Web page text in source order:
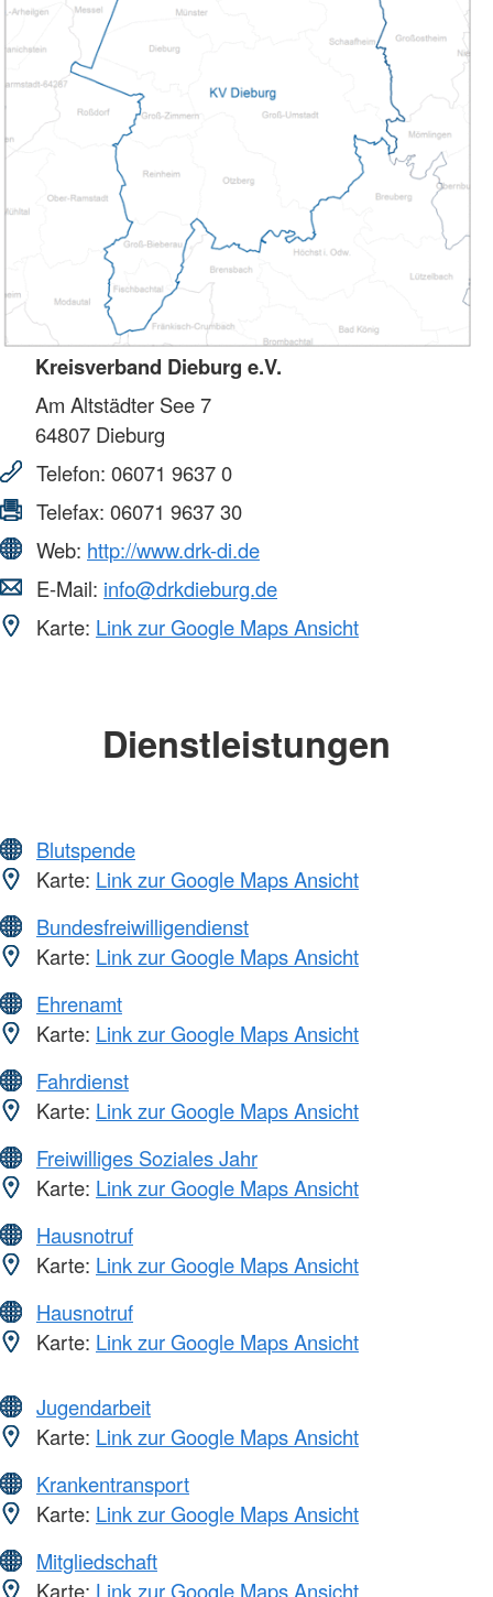
Kreisverband Dieburg e.V.
Am Altstädter See 7
64807 Dieburg
Telefon: 06071 9637 0
Telefax: 06071 9637 30
Web: http://www.drk-di.de
E-Mail: info@drkdieburg.de
Karte: Link zur Google Maps Ansicht
Dienstleistungen
Blutspende
Karte: Link zur Google Maps Ansicht
Bundesfreiwilligendienst
Karte: Link zur Google Maps Ansicht
Ehrenamt
Karte: Link zur Google Maps Ansicht
Fahrdienst
Karte: Link zur Google Maps Ansicht
Freiwilliges Soziales Jahr
Karte: Link zur Google Maps Ansicht
Hausnotruf
Karte: Link zur Google Maps Ansicht
Hausnotruf
Karte: Link zur Google Maps Ansicht
Jugendarbeit
Karte: Link zur Google Maps Ansicht
Krankentransport
Karte: Link zur Google Maps Ansicht
Mitgliedschaft
Karte: Link zur Google Maps Ansicht